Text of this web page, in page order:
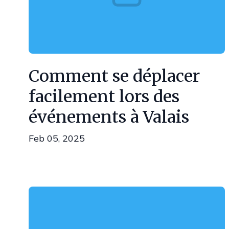
Comment se déplacer
facilement lors des
événements à Valais
Feb 05, 2025